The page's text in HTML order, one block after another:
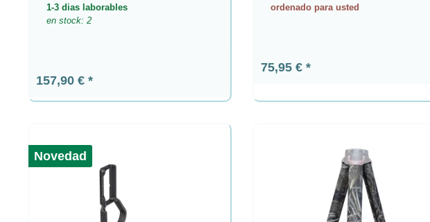
1-3 dias laborables
en stock: 2
Precio normal:
157,90 €
ordenado para usted
Precio normal:
75,95 €
Novedad